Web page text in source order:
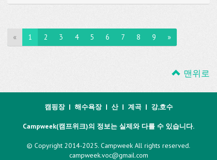
« 1 2 3 4 5 6 7 8 9 »
맨위로
캠핑장| 해수욕장| 산| 계곡| 강,호수
Campweek(캠프위크)의 정보는 실제와 다를 수 있습니다.
© Copyright 2014-2025. Campweek All rights reserved.
campweek.voc@gmail.com